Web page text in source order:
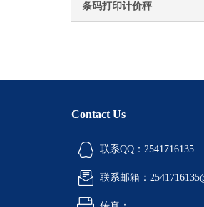
条码打印计价秤
Contact Us
联系QQ：2541716135
联系邮箱：